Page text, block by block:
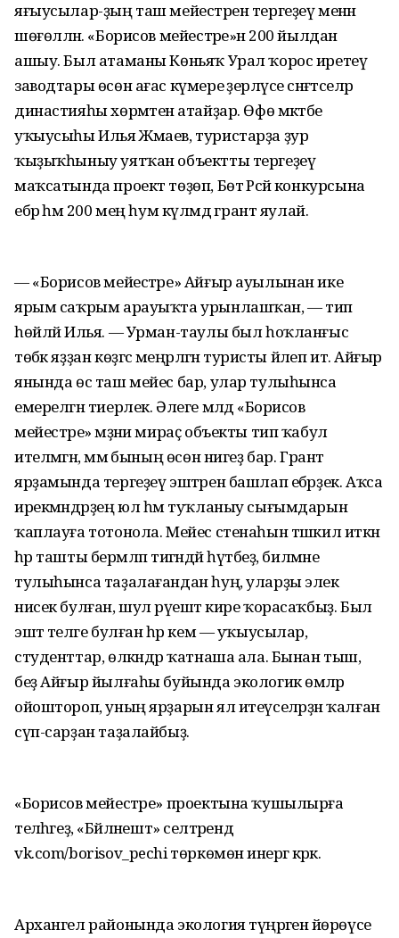
яғыусылар-ҙың таш мейестәрен тергеҙеү менән
шөғөлләнә. «Борисов мейестәре»нә 200 йылдан
ашыу. Был атаманы Көньяҡ Урал ҡорос иретеү
заводтары өсөн ағас күмере әҙерләүсе сәнәғәтселәр
династияһы хөрмәтенә атайҙар. Өфө мәктәбе
уҡыусыһы Илья Жмаев, туристарҙа ҙур
ҡыҙыҡһыныу уятҡан объектты тергеҙеү
маҡсатында проект төҙөп, Бөтә Рәсәй конкурсына
ебәрә һәм 200 мең һум күләмдә грант яулай.
— «Борисов мейестәре» Айғыр ауылынан ике
ярым саҡрым арауыҡта урынлашҡан, — тип
һөйләй Илья. — Урман-таулы был һоҡланғыс
төбәк яҙҙан көҙгәсә меңәрләгән туристы йәлеп итә. Айғыр
янында өс таш мейес бар, улар тулыһынса
емерелгән тиерлек. Әлеге мәлдә «Борисов
мейестәре» мәҙәни мираҫ объекты тип ҡабул
ителмәгән, әммә бының өсөн нигеҙ бар. Грант
ярҙамында тергеҙеү эштәрен башлап ебәрҙек. Аҡса
ирекмәндәрҙең юл һәм туҡланыу сығымдарын
ҡаплауға тотонола. Мейес стенаһын тәшкил иткән
һәр ташты берәмләп тигәндәй һүтәбеҙ, биләмәне
тулыһынса таҙалағандан һуң, уларҙы элек
нисек булған, шул рәүештә кире ҡорасаҡбыҙ. Был
эштә теләге булған һәр кем — уҡыусылар,
студенттар, өлкәндәр ҡатнаша ала. Бынан тыш,
беҙ Айғыр йылғаһы буйында экологик өмәләр
ойоштороп, уның ярҙарын ял итеүселәрҙән ҡалған
сүп-сарҙан таҙалайбыҙ.
«Борисов мейестәре» проектына ҡушылырға
теләһәгеҙ, «Бәйләнештә» селтәрендә
vk.com/borisov_pechi төркөмөнә инергә кәрәк.
Архангел районында экология түңәрәгенә йөрөүсе